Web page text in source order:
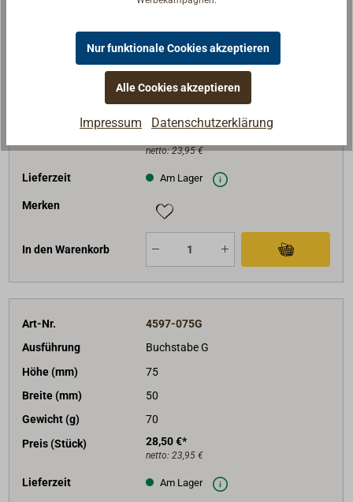
Buchstabe F
Höhe (mm)
75
48
70
netto:23,95 €
Lieferzeit Am Lager
Merken
In den Warenkorb
Art-Nr.
4597-075G
Ausführung
Buchstabe G
Höhe (mm)
75
Breite (mm)
50
Gewicht (g)
70
Preis (Stück)
28,50 €*
netto: 23,95 €
Lieferzeit Am Lager
Nur funktionale Cookies akzeptieren
Alle Cookies akzeptieren
Impressum Datenschutzerklärung